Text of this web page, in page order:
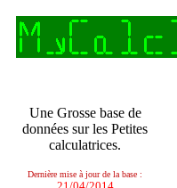
Une Grosse base de
données sur les Petites
calculatrices.
Dernière mise à jour de la base :